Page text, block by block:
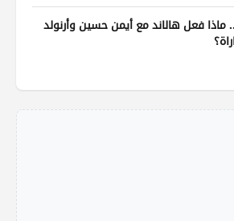
ماذا فعل هالاند مع أيمن حسين وأرنولد